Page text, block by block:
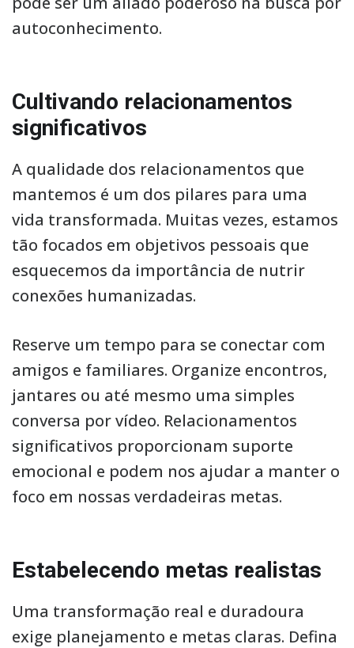
autoconhecimento.
Cultivando relacionamentos
significativos
A qualidade dos relacionamentos que
mantemos é um dos pilares para uma
vida transformada. Muitas vezes, estamos
tão focados em objetivos pessoais que
esquecemos da importância de nutrir
conexões humanizadas.
Reserve um tempo para se conectar com
amigos e familiares. Organize encontros,
jantares ou até mesmo uma simples
conversa por vídeo. Relacionamentos
significativos proporcionam suporte
emocional e podem nos ajudar a manter o
foco em nossas verdadeiras metas.
Estabelecendo metas realistas
Uma transformação real e duradoura
exige planejamento e metas claras. Defina